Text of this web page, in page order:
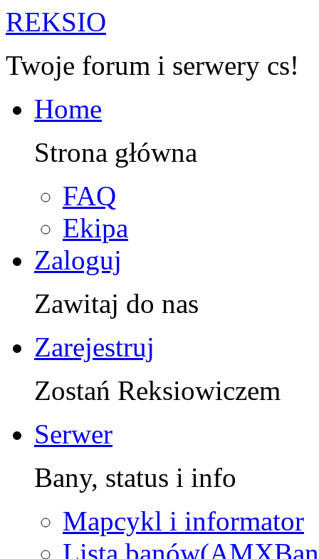
REKSIO
Twoje forum i serwery cs!
Home
Strona główna
FAQ
Ekipa
Zaloguj
Zawitaj do nas
Zarejestruj
Zostań Reksiowiczem
Serwer
Bany, status i info
Mapcykl i informator